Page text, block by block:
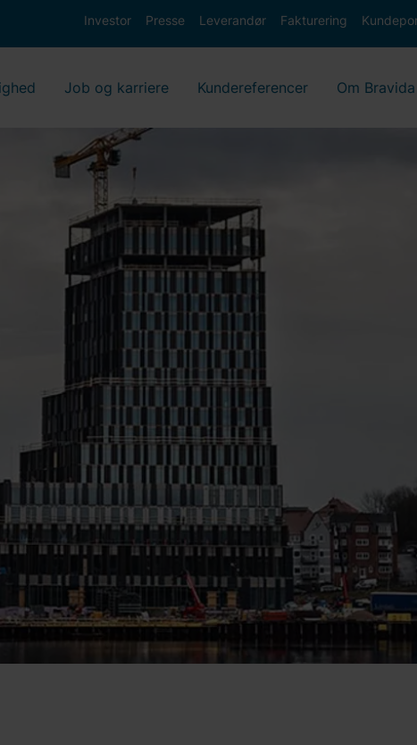
Investor Presse Leverandør Fakturering
Job og karriere Kundereferencer Om Bravida